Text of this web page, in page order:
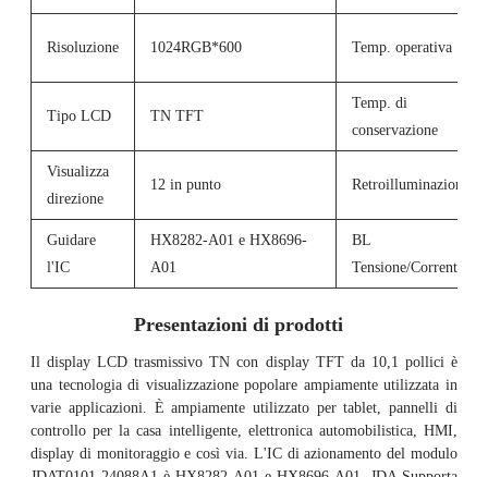
Risoluzione 1024RGB*600 Temp. operativa
Tipo LCD TN TFT
Temp. di
conservazione
Visualizza
direzione
12 in punto Retroilluminazione
Guidare
l'IC
HX8282-A01 e HX8696-
A01
BL
Tensione/Corrente
Presentazioni di prodotti
Il display LCD trasmissivo TN con display TFT da 10,1 pollici è
una tecnologia di visualizzazione popolare ampiamente utilizzata in
varie applicazioni. È ampiamente utilizzato per tablet, pannelli di
controllo per la casa intelligente, elettronica automobilistica, HMI,
display di monitoraggio e così via. L'IC di azionamento del modulo